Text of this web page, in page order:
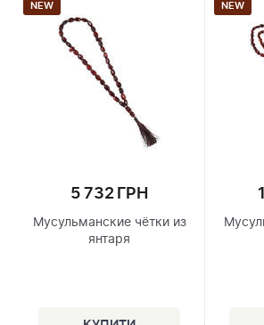
NEW
5 732 ГРН
Мусульманские чётки из
янтаря
NEW